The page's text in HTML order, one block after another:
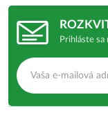
Prihláste sa